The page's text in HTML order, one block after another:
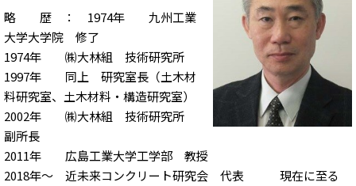
略 歴 ： 1974年 九州工業
大学大学院 修了
1974年 ㈱大林組 技術研究所
1997年 同上 研究室長（土木材
料研究室、土木材料・構造研究室）
2002年 ㈱大林組 技術研究所
副所長
2011年 広島工業大学工学部 教授
2018年～ 近未来コンクリート研究会 代表 現在に至る